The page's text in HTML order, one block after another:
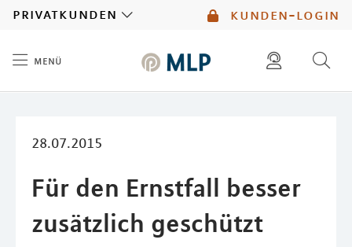
kunden-login
privatkunden
menü
28.07.2015
Für den Ernstfall besser
zusätzlich geschützt